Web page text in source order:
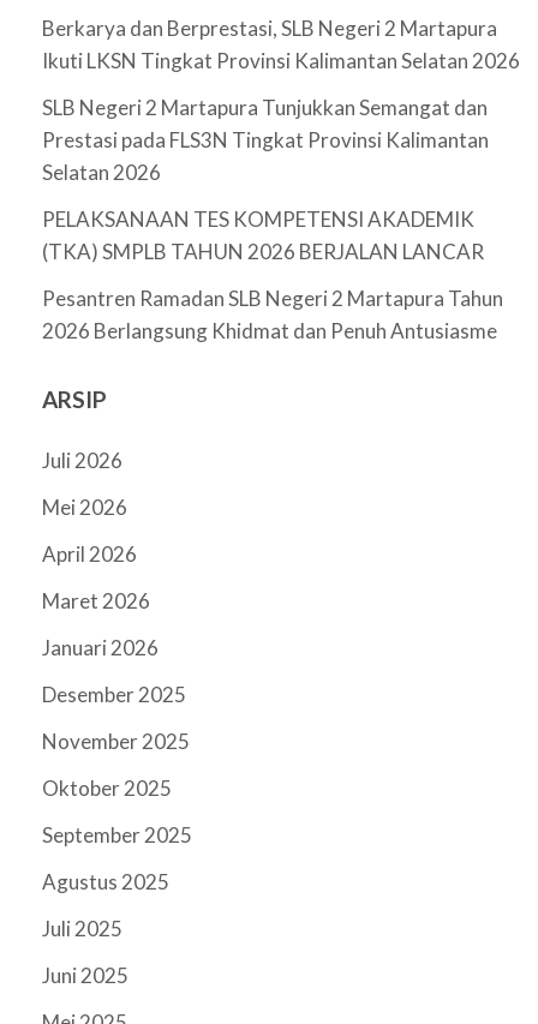
Berkarya dan Berprestasi, SLB Negeri 2 Martapura
Ikuti LKSN Tingkat Provinsi Kalimantan Selatan 2026
SLB Negeri 2 Martapura Tunjukkan Semangat dan
Prestasi pada FLS3N Tingkat Provinsi Kalimantan
Selatan 2026
PELAKSANAAN TES KOMPETENSI AKADEMIK
(TKA) SMPLB TAHUN 2026 BERJALAN LANCAR
Pesantren Ramadan SLB Negeri 2 Martapura Tahun
2026 Berlangsung Khidmat dan Penuh Antusiasme
ARSIP
Juli 2026
Mei 2026
April 2026
Maret 2026
Januari 2026
Desember 2025
November 2025
Oktober 2025
September 2025
Agustus 2025
Juli 2025
Juni 2025